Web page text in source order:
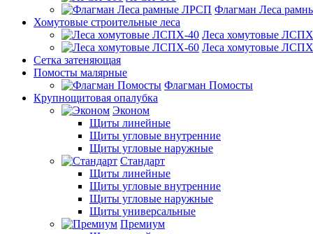
Флагман Леса
Хомутовые строительные леса
Леса хомутовые
Леса хомутовые
Сетка затеняющая
Помосты малярные
Флагман Помосты
Крупнощитовая опалубка
Эконом
Щиты линейные
Щиты угловые внутренние
Щиты угловые наружные
Стандарт
Щиты линейные
Щиты угловые внутренние
Щиты угловые наружные
Щиты универсальные
Премиум